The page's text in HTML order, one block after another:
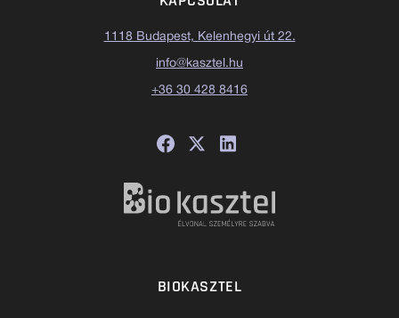
1118 Budapest, Kelenhegyi út 22.
info@kasztel.hu
+36 30 428 8416
BIOKASZTEL